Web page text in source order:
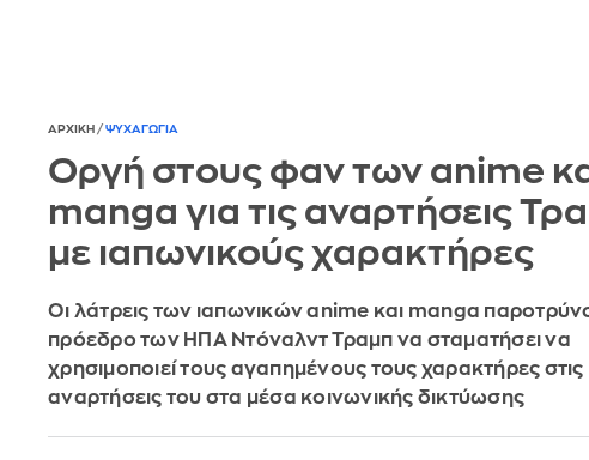
ΑΡΧΙΚΗ / ΨΥΧΑΓΩΓΙΑ
Οργή στους φαν των anime
manga για τις αναρτήσεις
με ιαπωνικούς χαρακτήρες
Οι λάτρεις των ιαπωνικών anime και manga
πρόεδρο των ΗΠΑ Ντόναλντ Τραμπ να σταματήσει να
χρησιμοποιεί τους αγαπημένους τους χαρακτήρες στις
αναρτήσεις του στα μέσα κοινωνικής δικτύωσης